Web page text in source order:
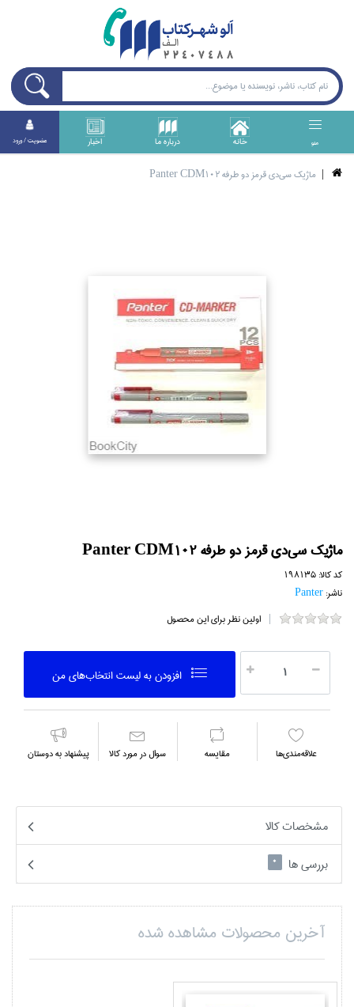
منو خانه درباره ما اخبار عضويت / ورود
ماژيك سي‌دي قرمز دو طرفه Panter CDM102
ماژيك سي‌دي قرمز دو طرفه Panter CDM102
کد کالا:198135
ناشر:Panter
اولین نظر برای این محصول
افزودن به ليست انتخاب‌هاي من
علاقه‌مندي‌ها مقايسه سوال در مورد كالا پیشنهاد به دوستان
مشخصات کالا
بررسی ها
0
آخرین محصولات مشاهده شده